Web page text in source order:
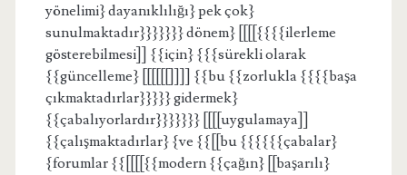
yönelimi} dayanıklılığı} pek çok}
sunulmaktadır}}}}}}} dönem} [[[[{{{{ilerleme
gösterebilmesi]] {{için} {{{sürekli olarak
{{güncelleme} [[[[[[]]]] {{bu {{zorlukla {{{{başa
çıkmaktadırlar}}}}} gidermek}
{{çabalıyorlardır}}}}}}} [[[[uygulamaya]]
{{çalışmaktadırlar} {ve {{[[bu {{{{{{çabalar}
{forumlar {{[[[[{{modern {{çağın} [[başarılı}